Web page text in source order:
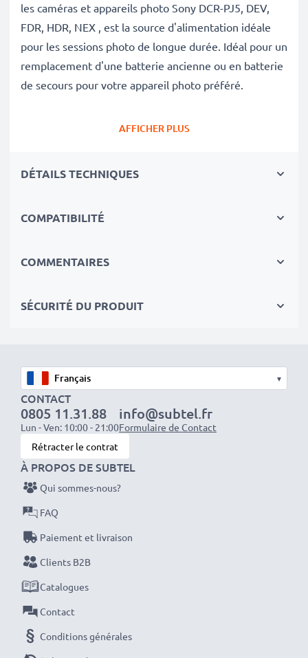
les caméras et appareils photo Sony DCR-PJ5, DEV,
FDR, HDR, NEX , est la source d'alimentation idéale
pour les sessions photo de longue durée. Idéal pour un
remplacement d'une batterie ancienne ou en batterie
de secours pour votre appareil photo préféré.
Avec cette batterie neuve de substitution CELLONIC,
une grandeCapacité: 2200mAh
au lithium sans effet de mémoire
Circuits, Surchauffes, Surtensions
d'origine Sony NP-FV90
Données techniques:
Marque:CELLONIC
Capacité: 2200mAh
Tension : 7.2V - 7.4V
Type de cellule: Lithium Ion
Dimensions
Couleur: noir
rechange pas chère et de grande qualité pour votre
appareil Sony DCR-PJ5, DEV, FDR, HDR, NEX.
Commandez votre batterie facilement et en toute
AFFICHER PLUS
DÉTAILS TECHNIQUES
COMPATIBILITÉ
COMMENTAIRES
SÉCURITÉ DU PRODUIT
▾
CONTACT
0805 11.31.88
Lun - Ven: 10:00 - 21:00
info@subtel.fr
Formulaire de Contact
Rétracter le contrat
À PROPOS DE SUBTEL
Qui sommes-nous?
FAQ
Paiement et livraison
Clients B2B
Catalogues
Contact
Conditions générales